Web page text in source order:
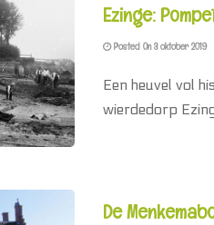
Ezinge:
Posted On 3 oktober 2019
Een heuvel vol
wierdedorp
De